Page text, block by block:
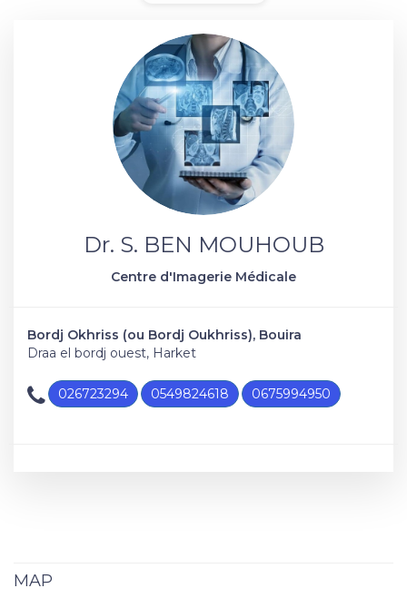
Dr. S. BEN MOUHOUB
Centre d'Imagerie Médicale
Bordj Okhriss (ou Bordj Oukhriss), Bouira
Draa el bordj ouest, Harket
026723294 0549824618 0675994950
MAP